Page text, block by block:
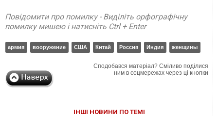
Повідомити про помилку - Виділіть орфографічну
помилку мишею і натисніть Ctrl + Enter
армия вооружение США Китай Россия Индия женщины
Сподобався матеріал? Сміливо поділися
ним в соцмережах через ці кнопки
ІНШІ НОВИНИ ПО ТЕМІ